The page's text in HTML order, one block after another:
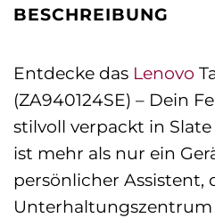
BESCHREIBUNG
Entdecke das Lenovo
(ZA940124SE) – Dein
stilvoll verpackt in Slate
ist mehr als nur ein
persönlicher Assistent,